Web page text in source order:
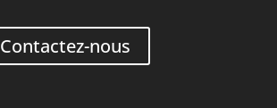
Contactez-nous